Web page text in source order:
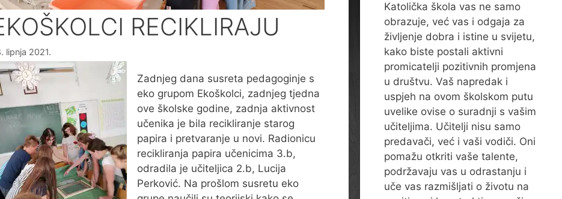
RECIKLIRAJU
lipnja 2021.
Zadnjeg dana susreta pedagoginje s
eko grupom Ekoškolci, zadnjeg tjedna
ove školske godine, zadnja aktivnost
učenika je bila recikliranje starog
papira i pretvaranje u novi. Radionicu
recikliranja papira učenicima 3.b,
odradila je učiteljica 2.b, Lucija
Perković. Na prošlom susretu eko
Katolička škola vas ne samo
obrazuje, već vas i odgaja za
življenje dobra i istine u svijetu,
kako biste postali aktivni
promicatelji pozitivnih promjena
u društvu. Vaš napredak i
uspjeh na ovom školskom putu
uvelike ovise o suradnji s vašim
učiteljima. Učitelji nisu samo
predavači, već i vaši vodiči. Oni
pomažu otkriti vaše talente,
podržavaju vas u odrastanju i
uče vas razmišljati o životu na